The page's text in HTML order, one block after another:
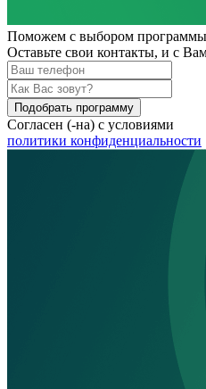
Поможем с выбором
Оставьте свои контакты, и с
Подобрать программу
Согласен (-на) с условиями
политики конфиденциальности